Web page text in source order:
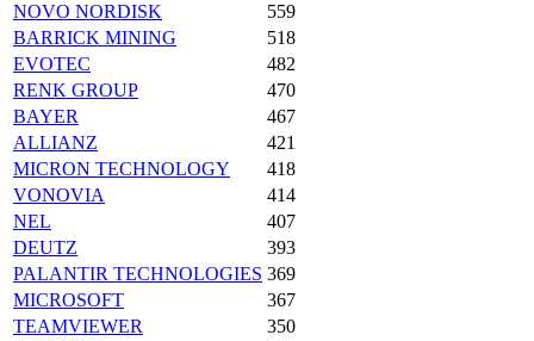
NOVO NORDISK
559
BARRICK MINING
518
EVOTEC
482
RENK GROUP
470
BAYER
467
ALLIANZ
421
MICRON TECHNOLOGY
418
VONOVIA
414
NEL
407
DEUTZ
393
PALANTIR TECHNOLOGIES 369
MICROSOFT
367
TEAMVIEWER
350